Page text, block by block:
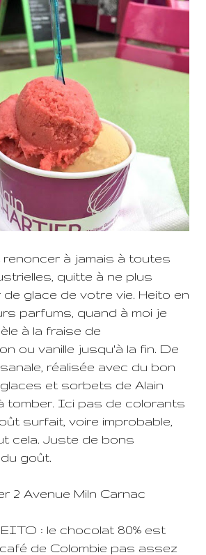
à jamais à toutes
quitte à ne plus
de glace de votre vie. Heito en
parfums, quand à moi je
à la fraise de
ou vanille jusqu'à la fin. De
réalisée avec du bon
et sorbets de Alain
tomber. Ici pas de colorants
surfait, voire improbable,
cela. Juste de bons
goût.
2 Avenue Miln Carnac
: le chocolat 80% est
café de Colombie pas assez